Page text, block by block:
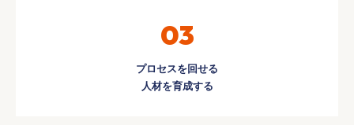
03
プロセスを回せる
人材を育成する